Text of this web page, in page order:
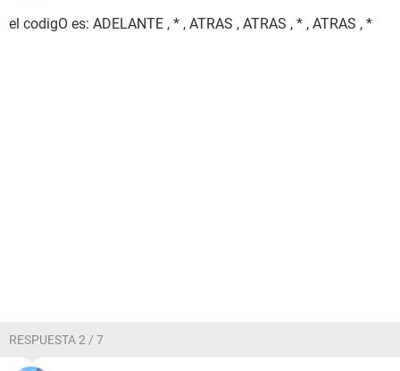
el codigO es: ADELANTE , * , ATRAS , ATRAS , * , ATRAS , *
RESPUESTA 2 / 7